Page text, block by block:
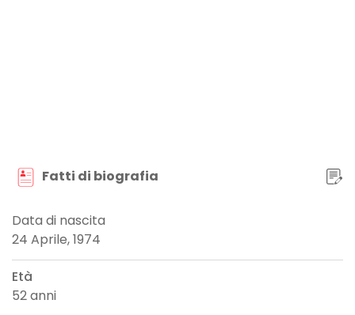
Fatti di biografia
Data di nascita
24 Aprile, 1974
Età
52 anni